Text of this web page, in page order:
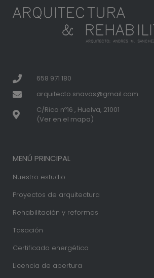
658 971 180
arquitecto.snavas@gmail.com
C/Rico nº16 , Huelva, 21001
(Ver en el mapa)
MENÚ PRINCIPAL
Nuestro estudio
Proyectos de arquitectura
Rehabilitación y reformas
Tasación
Certificado energético
Licencia de apertura